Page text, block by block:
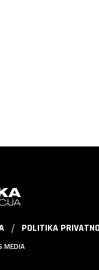
POLITIKA
MEDIA